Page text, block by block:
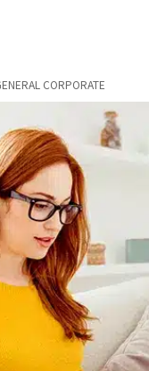
CORPORATE